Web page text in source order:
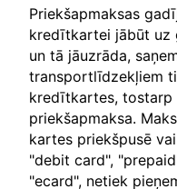
Priekšapmaksas
kredītkartei jābūt uz
un tā jāuzrāda,
transportlīdzekļiem
kredītkartes, tostarp
priekšapmaksa.
kartes priekšpusē
"debit card",
"ecard", netiek